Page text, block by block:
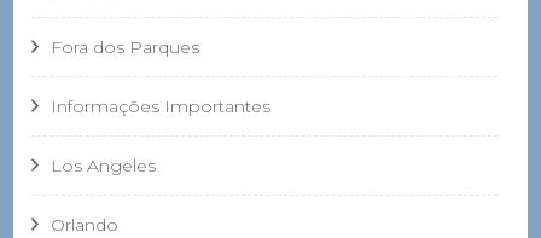
Fora dos Parques
Informações Importantes
Los Angeles
Orlando